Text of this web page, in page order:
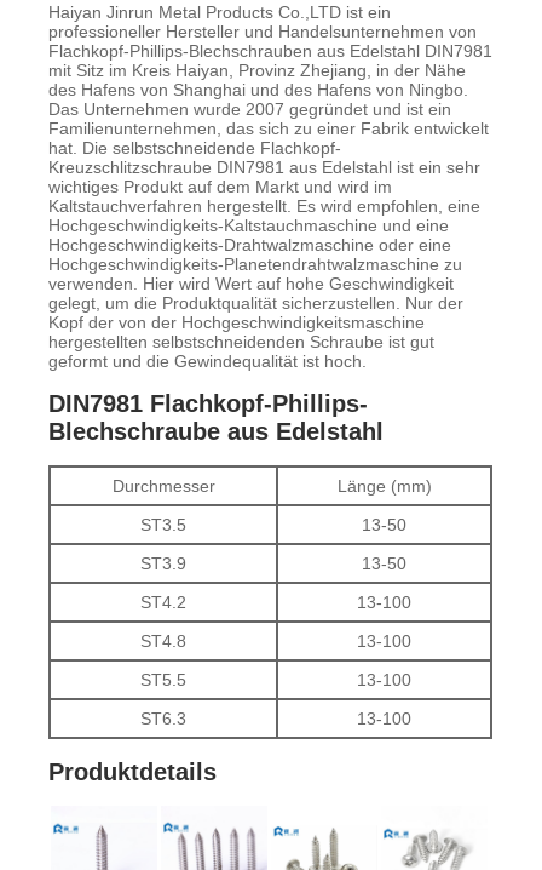
Haiyan Jinrun Metal Products Co.,LTD ist ein
professioneller Hersteller und Handelsunternehmen von
Flachkopf-Phillips-Blechschrauben aus Edelstahl DIN7981
mit Sitz im Kreis Haiyan, Provinz Zhejiang, in der Nähe
des Hafens von Shanghai und des Hafens von Ningbo.
Das Unternehmen wurde 2007 gegründet und ist ein
Familienunternehmen, das sich zu einer Fabrik entwickelt
hat. Die selbstschneidende Flachkopf-
Kreuzschlitzschraube DIN7981 aus Edelstahl ist ein sehr
wichtiges Produkt auf dem Markt und wird im
Kaltstauchverfahren hergestellt. Es wird empfohlen, eine
Hochgeschwindigkeits-Kaltstauchmaschine und eine
Hochgeschwindigkeits-Drahtwalzmaschine oder eine
Hochgeschwindigkeits-Planetendrahtwalzmaschine zu
verwenden. Hier wird Wert auf hohe Geschwindigkeit
gelegt, um die Produktqualität sicherzustellen. Nur der
Kopf der von der Hochgeschwindigkeitsmaschine
hergestellten selbstschneidenden Schraube ist gut
geformt und die Gewindequalität ist hoch.
DIN7981 Flachkopf-Phillips-
Blechschraube aus Edelstahl
Durchmesser
Länge (mm)
ST3.5
13-50
ST3.9
13-50
ST4.2
13-100
ST4.8
13-100
ST5.5
13-100
ST6.3
13-100
Produktdetails